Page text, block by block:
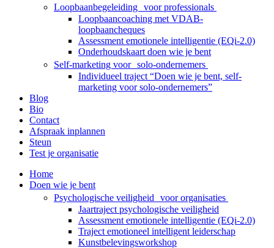
Loopbaanbegeleiding voor professionals
Loopbaancoaching met VDAB-
loopbaancheques
Assessment emotionele intelligentie (EQi-2.0)
Onderhoudskaart doen wie je bent
Self-marketing voor solo-ondernemers
Individueel traject “Doen wie je bent, self-
marketing voor solo-ondernemers”
Blog
Bio
Contact
Afspraak inplannen
Steun
Test je organisatie
Home
Doen wie je bent
Psychologische veiligheid voor organisaties
Jaartraject psychologische veiligheid
Assessment emotionele intelligentie (EQi-2.0)
Traject emotioneel intelligent leiderschap
Kunstbelevingsworkshop